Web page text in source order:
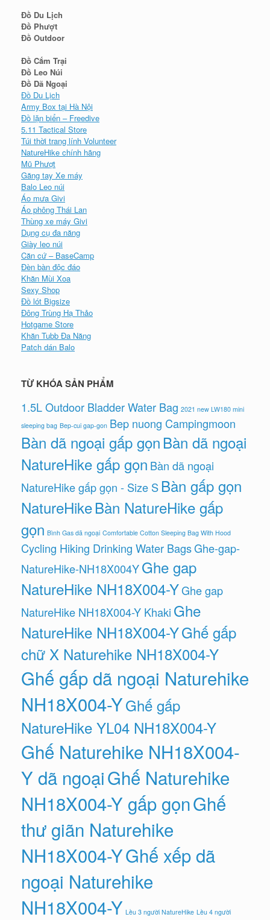
Đồ Du Lịch
Đồ Phượt
Đồ Outdoor
Đồ Cắm Trại
Đồ Leo Núi
Đồ Dã Ngoại
Đồ Du Lịch
Army Box tại Hà Nội
Đồ lặn biển – Freedive
5.11 Tactical Store
Túi thời trang lính Volunteer
NatureHike chính hãng
Mũ Phượt
Găng tay Xe máy
Balo Leo núi
Áo mưa Givi
Áo phông Thái Lan
Thùng xe máy Givi
Dụng cụ đa năng
Giày leo núi
Căn cứ – BaseCamp
Đèn bàn độc đáo
Khăn Mùi Xoa
Sexy Shop
Đồ lót Bigsize
Đông Trùng Hạ Thảo
Hotgame Store
Khăn Tubb Đa Năng
Patch dán Balo
TỪ KHÓA SẢN PHẨM
1.5L Outdoor Bladder Water Bag 2021 new LW180 mini
sleeping bag Bep-cui gap-gon Bep nuong Campingmoon
Bàn dã ngoại gấp gọnBàn dã ngoại
NatureHike gấp gọn Bàn dã ngoại
NatureHike gấp gọn - Size SBàn gấp gọn
NatureHikeBàn NatureHike gấp
gọn Bình Gas dã ngoại Comfortable Cotton Sleeping Bag With Hood
Cycling Hiking Drinking Water BagsGhe-gap-
NatureHike-NH18X004YGhe gap
NatureHike NH18X004-YGhe gap
NatureHike NH18X004-Y Khaki Ghe
NatureHike NH18X004-YGhế gấp
chữ X Naturehike NH18X004-Y
Ghế gấp dã ngoại Naturehike
NH18X004-YGhế gấp
NatureHike YL04 NH18X004-Y
Ghế Naturehike NH18X004-
Y dã ngoạiGhế Naturehike
NH18X004-Y gấp gọnGhế
thư giãn Naturehike
NH18X004-YGhế xếp dã
ngoại Naturehike
NH18X004-Y Lều 3 người NatureHike Lều 4 người